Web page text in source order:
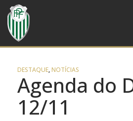
DESTAQUE,NOTÍCIAS
Agenda do
12/11